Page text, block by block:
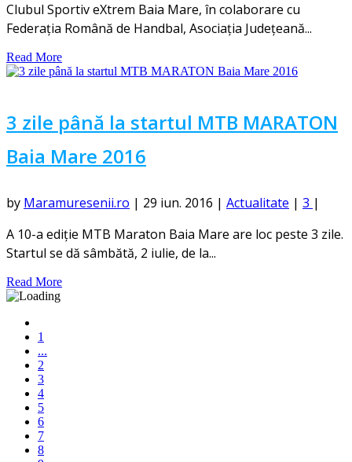
Clubul Sportiv eXtrem Baia Mare, în colaborare cu
Federația Română de Handbal, Asociația Județeană...
Read More
3 zile până la startul MTB MARATON
Baia Mare 2016
by Maramuresenii.ro | 29 iun. 2016 | Actualitate | 3 |
A 10-a ediție MTB Maraton Baia Mare are loc peste 3 zile.
Startul se dă sâmbătă, 2 iulie, de la...
Read More
1
...
2
3
4
5
6
7
8